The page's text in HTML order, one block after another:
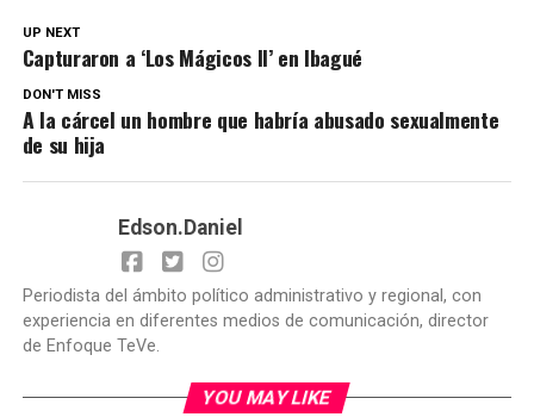
UP NEXT
Capturaron a ‘Los Mágicos II’ en Ibagué
DON'T MISS
A la cárcel un hombre que habría abusado sexualmente
de su hija
Edson.Daniel
Periodista del ámbito político administrativo y regional, con
experiencia en diferentes medios de comunicación, director
de Enfoque TeVe.
YOU MAY LIKE